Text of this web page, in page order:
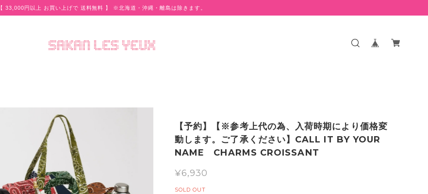
【 33,000円以上 お買い上げで 送料無料 】 ※北海道・沖縄・離島は除きます。
【予約】【※参考上代の為、入荷時期により価格変
動します。ご了承ください】CALL IT BY YOUR
NAME CHARMS CROISSANT
¥6,930
SOLD OUT